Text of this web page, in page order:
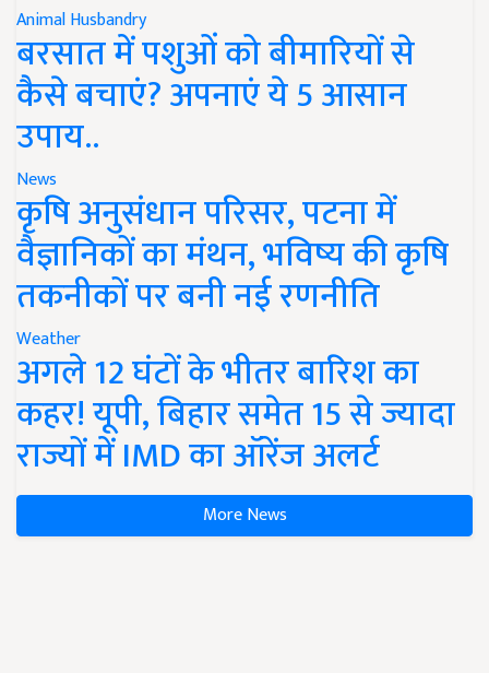
Animal Husbandry
बरसात में पशुओं को बीमारियों से
कैसे बचाएं? अपनाएं ये 5 आसान
उपाय..
News
कृषि अनुसंधान परिसर, पटना में
वैज्ञानिकों का मंथन, भविष्य की कृषि
तकनीकों पर बनी नई रणनीति
Weather
अगले 12 घंटों के भीतर बारिश का
कहर! यूपी, बिहार समेत 15 से ज्यादा
राज्यों में IMD का ऑरेंज अलर्ट
More News